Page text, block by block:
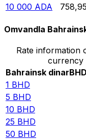
10 000 ADA
Omvandla
Rate information
currency
Bahrainsk dinarBHD
1 BHD
5 BHD
10 BHD
25 BHD
50 BHD